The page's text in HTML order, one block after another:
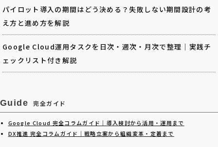
パイロット導入の期間はどう決める？失敗しない期間設計の考
え方と進め方を解説
Google Cloud運用タスクを日次・週次・月次で整理｜実践チ
ェックリスト付き解説
Guide 完全ガイド
Google Cloud 完全コラムガイド｜導入検討から活用・運用まで
DX推進 完全コラムガイド｜戦略立案から組織変革・定着まで